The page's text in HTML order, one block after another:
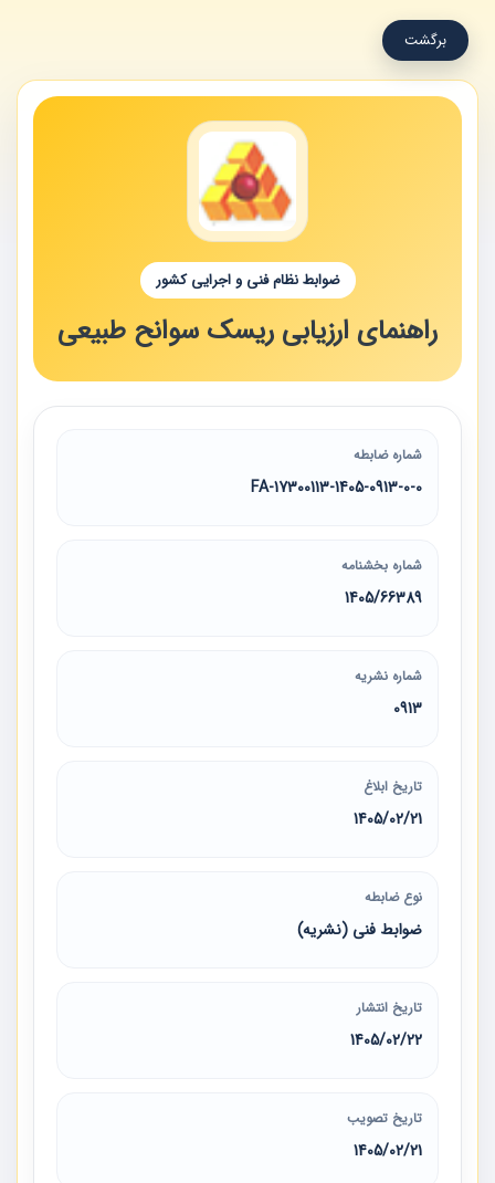
برگشت
ضوابط نظام فنی و اجرایی کشور
راهنمای ارزیابی ریسک سوانح طبیعی
شماره ضابطه
17300113-1405-0913-0-0-FA
شماره بخشنامه
1405/66389
شماره نشریه
0913
تاریخ ابلاغ
1405/02/21
نوع ضابطه
ضوابط فنی (نشریه)
تاریخ انتشار
1405/02/22
تاریخ تصویب
1405/02/21